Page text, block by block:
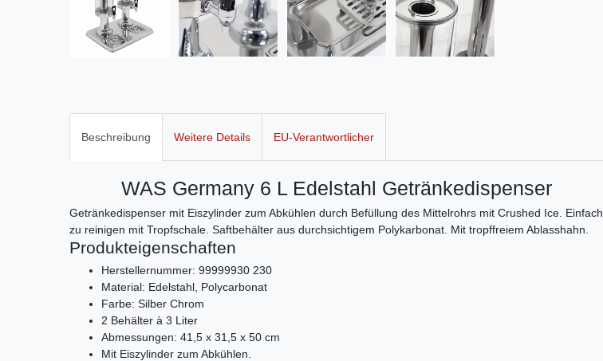
Beschreibung Weitere Details EU-Verantwortlicher
WAS Germany 6 L Edelstahl Getränkedispenser
Getränkedispenser mit Eiszylinder zum Abkühlen durch Befüllung des Mittelrohrs mit Crushed Ice. Einfach
zu reinigen mit Tropfschale. Saftbehälter aus durchsichtigem Polykarbonat. Mit tropffreiem Ablasshahn.
Produkteigenschaften
Herstellernummer: 99999930 230
Material: Edelstahl, Polycarbonat
Farbe: Silber Chrom
2 Behälter à 3 Liter
Abmessungen: 41,5 x 31,5 x 50 cm
Mit Eiszylinder zum Abkühlen.